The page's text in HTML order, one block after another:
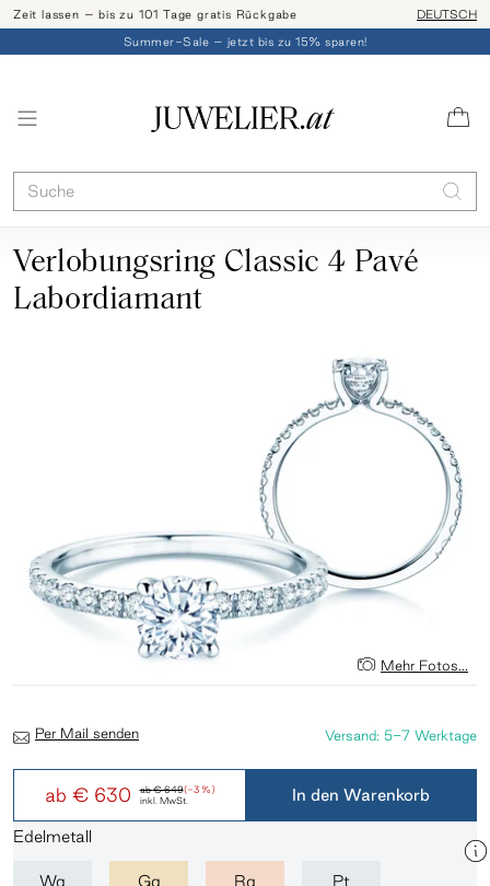
Zeit lassen – bis zu 101 Tage gratis Rückgabe Ringgröße
DEUTSCH
Summer-Sale – jetzt bis zu 15% sparen!
Verlobungsring Classic 4 Pavé
Labordiamant
Mehr Fotos...
ab€ 649(-3 %)
ab € 630 inkl. MwSt.
Versand: 5-7 Werktage
Per Mail senden
In den Warenkorb
Edelmetall
Wg Gg Rg Pt